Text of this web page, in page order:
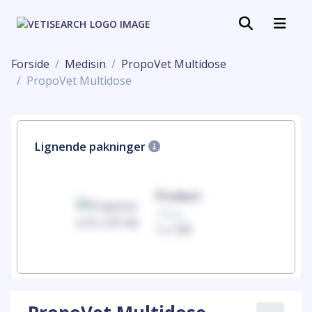
Forside Medisin
PropoVet Multidose
PropoVet Multidose
Lignende pakninger
Product